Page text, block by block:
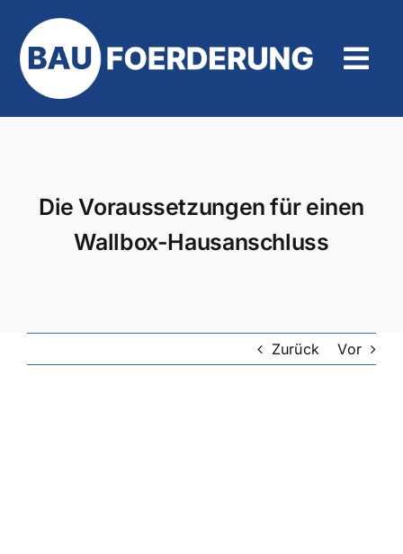
Inhalt
springen
Die Voraussetzungen für einen
Wallbox-Hausanschluss
Zurück Vor